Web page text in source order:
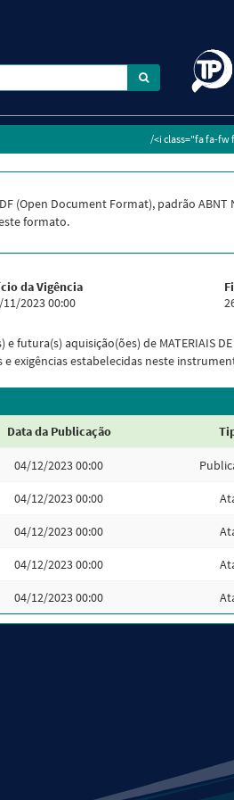
/<i class="fa fa-fw
Document Format), padrão ABNT
formato.
da Vigência
2023 00:00
aquisição(ões) de MATERIAIS DE
exigências estabelecidas neste
Data da Publicação
04/12/2023 00:00
04/12/2023 00:00
04/12/2023 00:00
04/12/2023 00:00
04/12/2023 00:00